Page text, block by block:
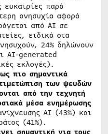
ευκαιρίες παρά
ανησυχία αφορά
από AI σε
ειδικά στα
24% δηλώνουν
AI-generated
εκλογές).
πιο σημαντικά
των ψευδών
από την τεχνητή
μέσα ενημέρωσης
AI (43%) και
(41%).